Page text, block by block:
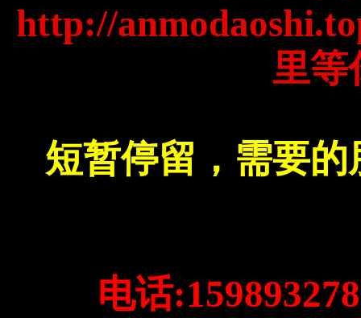
http://
里等
短暂停留，需要
电话